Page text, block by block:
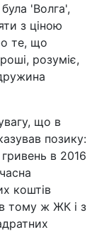
'Волга',
з ціною
те, що
розуміє,
що в
позику:
в 2016
коштів
в тому ж ЖК і з